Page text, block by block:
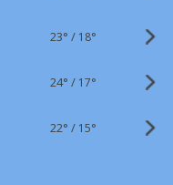
23° / 18°
24° / 17°
22° / 15°